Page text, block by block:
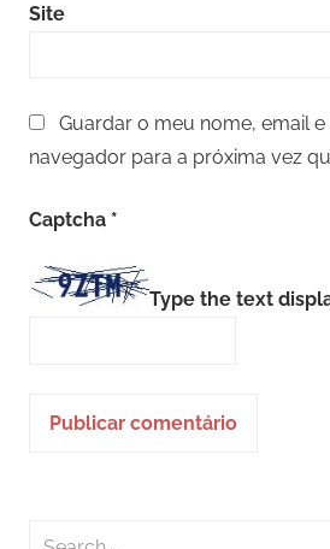
Site
Guardar o meu nome, email e
navegador para a próxima vez
Captcha *
Type the text
Search